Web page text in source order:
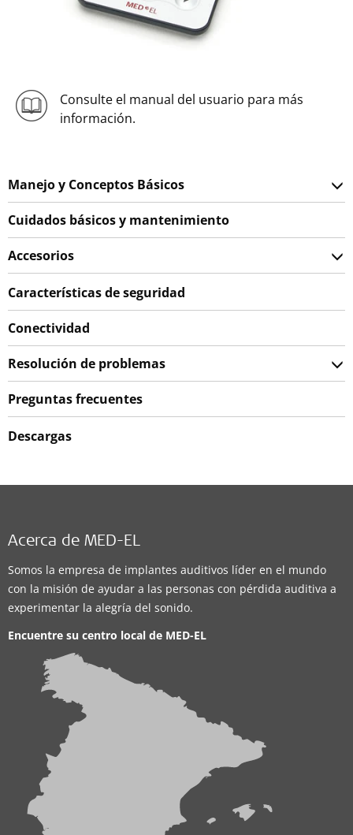
Consulte el manual del usuario para más
información.
Manejo y Conceptos Básicos
Cuidados básicos y mantenimiento
Accesorios
Características de seguridad
Conectividad
Resolución de problemas
Preguntas frecuentes
Descargas
Acerca de MED-EL
Somos la empresa de implantes auditivos líder en el mundo
con la misión de ayudar a las personas con pérdida auditiva a
experimentar la alegría del sonido.
Encuentre su centro local de MED-EL